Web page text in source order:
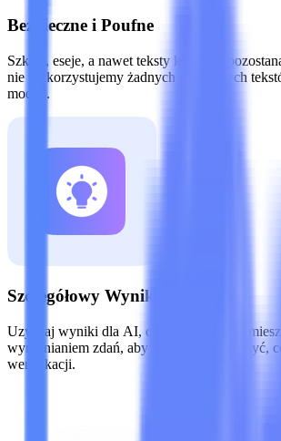
Bezpieczne i Poufne
Szkice, eseje, a nawet teksty klientów
nie wykorzystujemy żadnych przesłanych
modeli.
Szczegółowy Wynik AI
Uzyskaj wyniki dla AI, człowieka i treści
wyróżnianiem zdań, aby dokładnie zobaczyć,
weryfikacji.